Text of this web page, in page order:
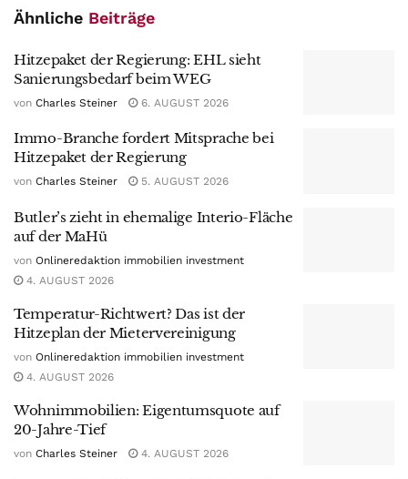
Ähnliche Beiträge
Hitzepaket der Regierung: EHL sieht
Sanierungsbedarf beim WEG
von Charles Steiner 6. AUGUST 2026
Immo-Branche fordert Mitsprache bei
Hitzepaket der Regierung
von Charles Steiner 5. AUGUST 2026
Butler’s zieht in ehemalige Interio-Fläche
auf der MaHü
von Onlineredaktion immobilien investment
4. AUGUST 2026
Temperatur-Richtwert? Das ist der
Hitzeplan der Mietervereinigung
von Onlineredaktion immobilien investment
4. AUGUST 2026
Wohnimmobilien: Eigentumsquote auf
20-Jahre-Tief
von Charles Steiner 4. AUGUST 2026